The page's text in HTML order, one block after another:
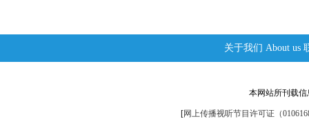
关于我们 About us
本网站所刊载
[网上传播视听节目许可证（